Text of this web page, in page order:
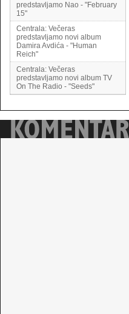
predstavljamo Nao - "February
15"
Centrala: Večeras
predstavljamo novi album
Damira Avdića - "Human
Reich"
Centrala: Večeras
predstavljamo novi album TV
On The Radio - "Seeds"